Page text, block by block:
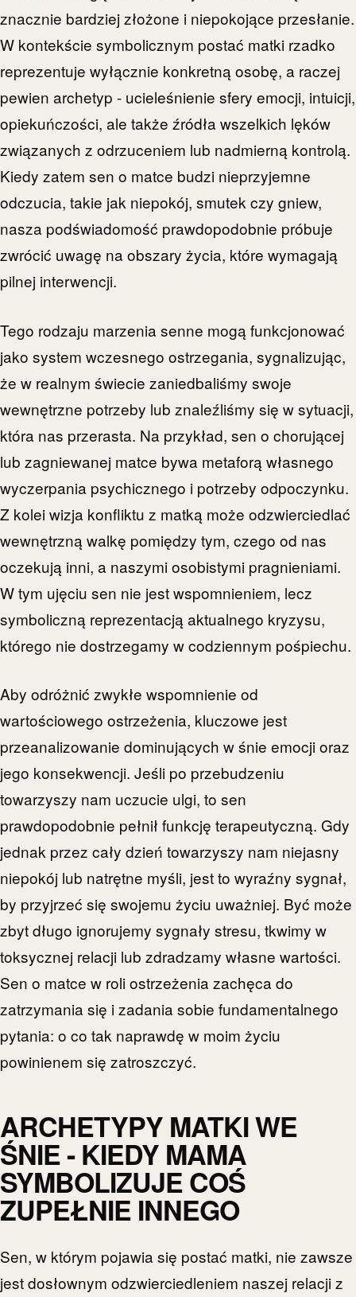
znacznie bardziej złożone i niepokojące przesłanie.
W kontekście symbolicznym postać matki rzadko
reprezentuje wyłącznie konkretną osobę, a raczej
pewien archetyp - ucieleśnienie sfery emocji, intuicji,
opiekuńczości, ale także źródła wszelkich lęków
związanych z odrzuceniem lub nadmierną kontrolą.
Kiedy zatem sen o matce budzi nieprzyjemne
odczucia, takie jak niepokój, smutek czy gniew,
nasza podświadomość prawdopodobnie próbuje
zwrócić uwagę na obszary życia, które wymagają
pilnej interwencji.
Tego rodzaju marzenia senne mogą funkcjonować
jako system wczesnego ostrzegania, sygnalizując,
że w realnym świecie zaniedbaliśmy swoje
wewnętrzne potrzeby lub znaleźliśmy się w sytuacji,
która nas przerasta. Na przykład, sen o chorującej
lub zagniewanej matce bywa metaforą własnego
wyczerpania psychicznego i potrzeby odpoczynku.
Z kolei wizja konfliktu z matką może odzwierciedlać
wewnętrzną walkę pomiędzy tym, czego od nas
oczekują inni, a naszymi osobistymi pragnieniami.
W tym ujęciu sen nie jest wspomnieniem, lecz
symboliczną reprezentacją aktualnego kryzysu,
którego nie dostrzegamy w codziennym pośpiechu.
Aby odróżnić zwykłe wspomnienie od
wartościowego ostrzeżenia, kluczowe jest
przeanalizowanie dominujących w śnie emocji oraz
jego konsekwencji. Jeśli po przebudzeniu
towarzyszy nam uczucie ulgi, to sen
prawdopodobnie pełnił funkcję terapeutyczną. Gdy
jednak przez cały dzień towarzyszy nam niejasny
niepokój lub natrętne myśli, jest to wyraźny sygnał,
by przyjrzeć się swojemu życiu uważniej. Być może
zbyt długo ignorujemy sygnały stresu, tkwimy w
toksycznej relacji lub zdradzamy własne wartości.
Sen o matce w roli ostrzeżenia zachęca do
zatrzymania się i zadania sobie fundamentalnego
pytania: o co tak naprawdę w moim życiu
powinienem się zatroszczyć.
ARCHETYPY MATKI WE
ŚNIE - KIEDY MAMA
SYMBOLIZUJE COŚ
ZUPEŁNIE INNEGO
Sen, w którym pojawia się postać matki, nie zawsze
jest dosłownym odzwierciedleniem naszej relacji z